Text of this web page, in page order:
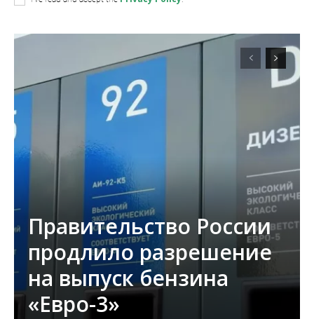
Правительство России
продлило разрешение
на выпуск бензина
«Евро-3»